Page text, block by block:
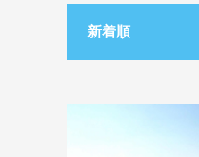
新着順